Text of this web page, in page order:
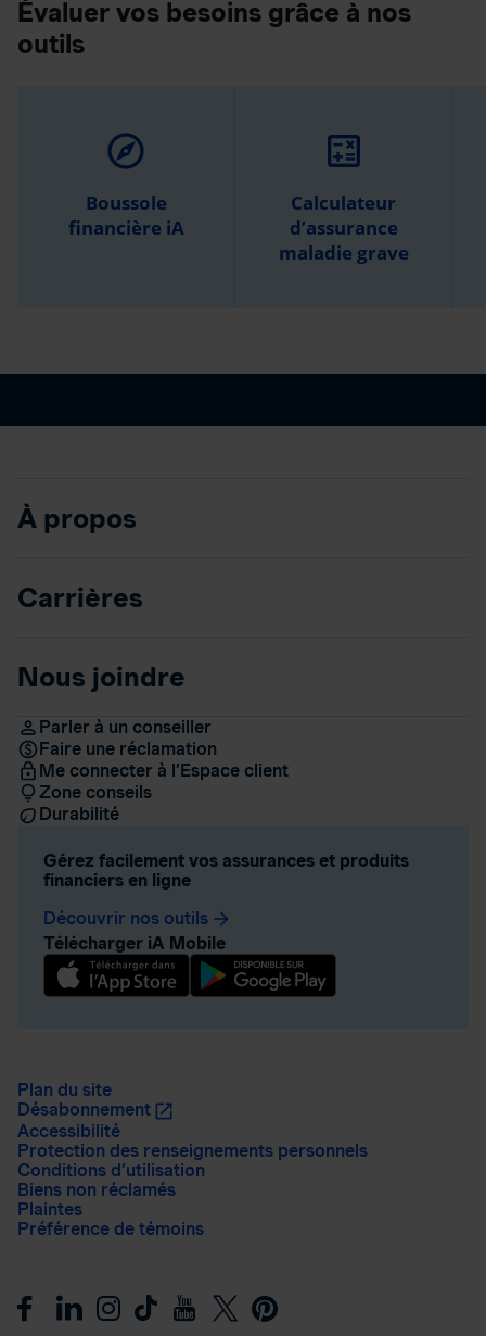
Évaluer vos besoins grâce à nos
outils
explore
Boussole
financière iA
calculate
Calculateur
d’assurance
maladie grave
À propos
Carrières
Nous joindre
Parler à un conseiller
Faire une réclamation
Me connecter à l’Espace client
Zone conseils
Durabilité
Gérez facilement vos assurances et produits
financiers en ligne
Découvrir nos outils arrow_forward
Télécharger iA Mobile
Plan du site
Désabonnement
Accessibilité
Protection des renseignements personnels
Conditions d’utilisation
Biens non réclamés
Plaintes
Préférence de témoins